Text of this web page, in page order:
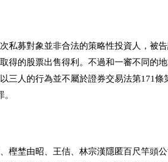
私募對象並非合法的策略性投資人，被
得的股票出售得利。不過和一審不同的
三人的行為並不屬於證券交易法第171
樫埜由昭、王佶、林宗漢隱匿百尺竿頭